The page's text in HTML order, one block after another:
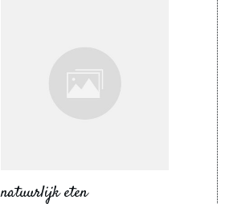
natuurlijk eten